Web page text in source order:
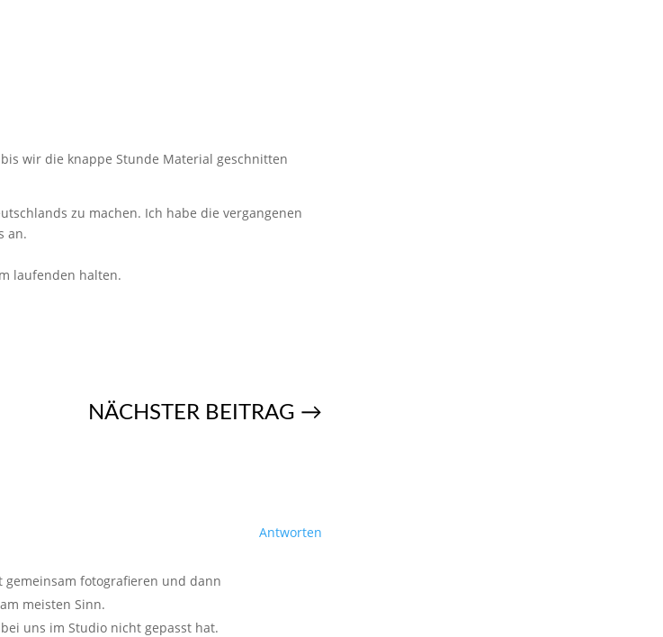
wir die knappe Stunde Material geschnitten
zu machen. Ich habe die vergangenen
an.
laufenden halten.
NÄCHSTER BEITRAG →
gemeinsam fotografieren und dann
meisten Sinn.
uns im Studio nicht gepasst hat.
Antworten